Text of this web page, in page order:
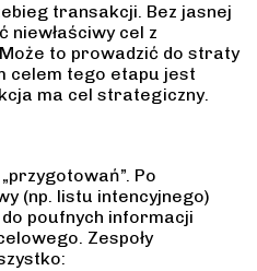
transakcji. Bez jasnej
cel z
to prowadzić do straty
celem tego etapu jest
ma cel strategiczny.
Po
(np. listu intencyjnego)
poufnych informacji
Zespoły